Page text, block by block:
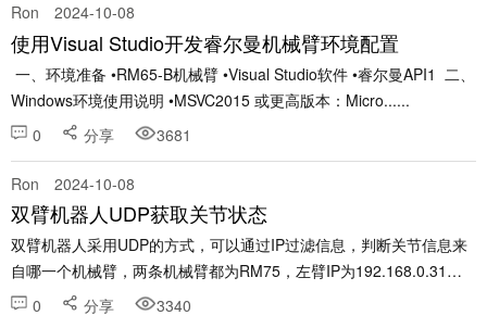
Ron 2024-10-08
使用Visual Studio开发睿尔曼机械臂环境配置
一、环境准备 •RM65-B机械臂 •Visual Studio软件 •睿尔曼API1 二、
Windows环境使用说明 •MSVC2015 或更高版本：Micro......
0
分享 3681
Ron 2024-10-08
双臂机器人UDP获取关节状态
双臂机器人采用UDP的方式，可以通过IP过滤信息，判断关节信息来
自哪一个机械臂，两条机械臂都为RM75，左臂IP为192.168.0.31，
右臂IP为192.168.0.18，示例程序如下。 from robotic_......
0 分享 3340